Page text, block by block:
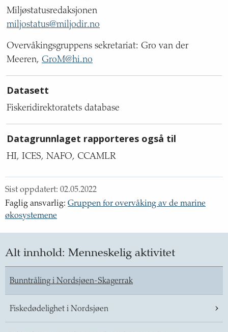
Miljøstatusredaksjonen
miljostatus@miljodir.no
Overvåkingsgruppens sekretariat: Gro van der
Meeren, GroM@hi.no
Datasett
Fiskeridirektoratets database
Datagrunnlaget rapporteres også til
HI, ICES, NAFO, CCAMLR
Sist oppdatert: 02.05.2022
Faglig ansvarlig: Gruppen for overvåking av de marine
økosystemene
Alt innhold: Menneskelig aktivitet
Bunntråling i Nordsjøen-Skagerrak
Fiskedødelighet i Nordsjøen